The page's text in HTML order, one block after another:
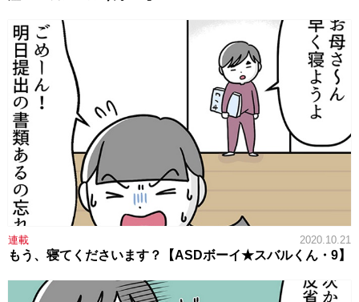
連載 2020.10.21
もう、寝てくださいます？【ASDボーイ★スバルくん・9】